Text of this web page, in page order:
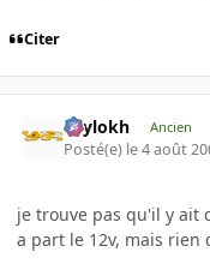
Citer
Psylokh Ancien
Posté(e) le 4 août
je trouve pas qu'il y ait
a part le 12v, mais rien